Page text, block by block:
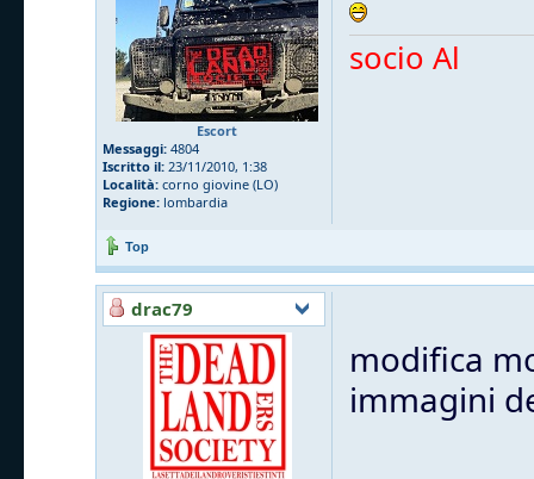
Escort
Messaggi: 4804
Iscritto il: 23/11/2010, 1:38
Località: corno giovine (LO)
Regione: lombardia
socio Al
Top
drac79
modifica
immagini